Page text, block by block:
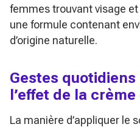
femmes trouvant visage
une formule contenant
d’origine naturelle.
Gestes
l’effet de la crème
La manière d’appliquer le